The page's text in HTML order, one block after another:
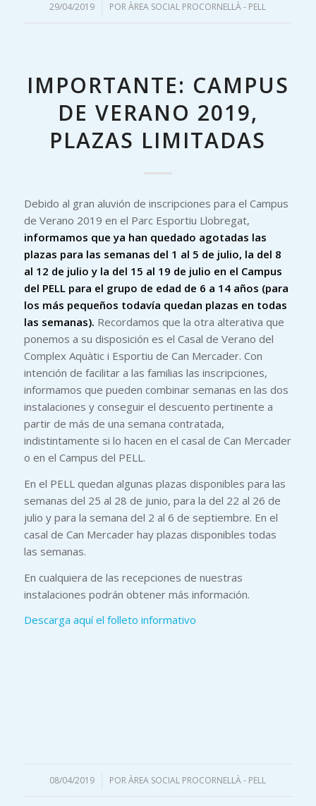
29/04/2019
/ PORÀREA SOCIAL PROCORNELLÀ - PELL
IMPORTANTE: CAMPUS
DE VERANO 2019,
PLAZAS LIMITADAS
Debido al gran aluvión de inscripciones para el Campus
de Verano 2019 en el Parc Esportiu Llobregat,
informamos que ya han quedado agotadas las
plazas para las semanas del 1 al 5 de julio, la del 8
al 12 de julio y la del 15 al 19 de julio en el Campus
del PELL para el grupo de edad de 6 a 14 años (para
los más pequeños todavía quedan plazas en todas
las semanas). Recordamos que la otra alterativa que
ponemos a su disposición es el Casal de Verano del
Complex Aquàtic i Esportiu de Can Mercader. Con
intención de facilitar a las familias las inscripciones,
informamos que pueden combinar semanas en las dos
instalaciones y conseguir el descuento pertinente a
partir de más de una semana contratada,
indistintamente si lo hacen en el casal de Can Mercader
o en el Campus del PELL.
En el PELL quedan algunas plazas disponibles para las
semanas del 25 al 28 de junio, para la del 22 al 26 de
julio y para la semana del 2 al 6 de septiembre. En el
casal de Can Mercader hay plazas disponibles todas
las semanas.
En cualquiera de las recepciones de nuestras
instalaciones podrán obtener más información.
Descarga aquí el folleto informativo
08/04/2019
/ PORÀREA SOCIAL PROCORNELLÀ - PELL